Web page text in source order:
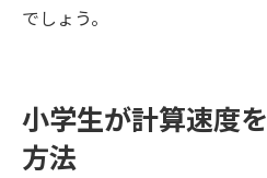
でしょう。
小学生が計算速度
方法